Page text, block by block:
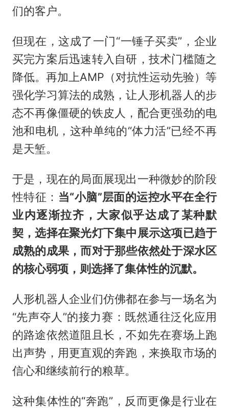
们的客户。
但现在，这成了一门“一锤子买卖”，企业
买完方案后迅速转入自研，技术门槛随之
降低。再加上AMP（对抗性运动先验）等
强化学习算法的成熟，让人形机器人的步
态不再像僵硬的铁皮人，配合更强劲的电
池和电机，这种单纯的“体力活”已经不再
是天堑。
于是，现在的局面展现出一种微妙的阶段
性特征： 当“小脑”层面的运控水平在全行
业内逐渐拉齐，大家似乎达成了某种默
契，选择在聚光灯下集中展示这项已趋于
成熟的成果，而对于那些依然处于深水区
的核心弱项，则选择了集体性的沉默。
人形机器人企业们仿佛都在参与一场名为
“先声夺人”的接力赛：既然通往泛化应用
的路途依然道阻且长，不如先在赛场上跑
出声势，用更直观的奔跑，来换取市场的
信心和继续前行的粮草。
这种集体性的“奔跑”，反而更像是行业在